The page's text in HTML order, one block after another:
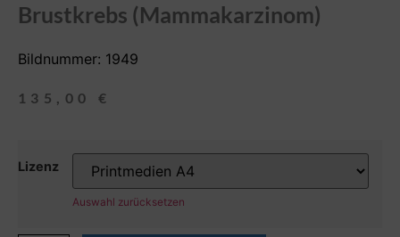
Brustkrebs (Mammakarzinom)
Bildnummer: 1949
135,00 €
Lizenz
Auswahl zurücksetzen